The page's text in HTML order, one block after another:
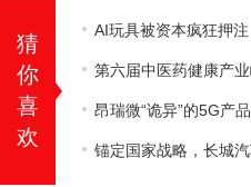
猜
你
喜
欢
AI玩具被资本疯狂押
第六届中医药健康产
昂瑞微“诡异”的5G产
锚定国家战略，长城